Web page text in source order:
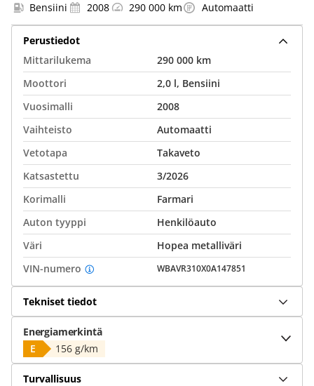
Bensiini 2008 290 000 km Automaatti
Perustiedot
Mittarilukema
290 000 km
Moottori
2,0 l, Bensiini
Vuosimalli
2008
Vaihteisto
Automaatti
Vetotapa
Takaveto
Katsastettu
3/2026
Korimalli
Farmari
Auton tyyppi
Henkilöauto
Väri
Hopea metalliväri
VIN-numero
WBAVR310X0A147851
Tekniset tiedot
Energiamerkintä
E
156 g/km
Turvallisuus